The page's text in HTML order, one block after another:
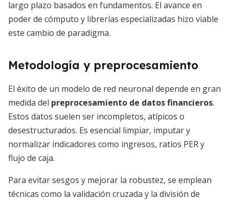
largo plazo basados en fundamentos. El avance en
poder de cómputo y librerías especializadas hizo viable
este cambio de paradigma.
Metodología y preprocesamiento
El éxito de un modelo de red neuronal depende en gran
medida del preprocesamiento de datos financieros.
Estos datos suelen ser incompletos, atípicos o
desestructurados. Es esencial limpiar, imputar y
normalizar indicadores como ingresos, ratios PER y
flujo de caja.
Para evitar sesgos y mejorar la robustez, se emplean
técnicas como la validación cruzada y la división de